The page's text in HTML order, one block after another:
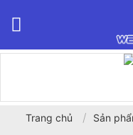
Trang chủ / Sản